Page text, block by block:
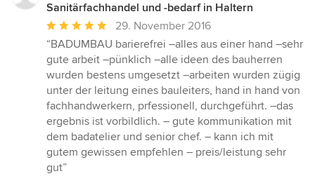
Sanitärfachhandel und -bedarf in Haltern
Durchschnittliche
Bewertung:
5
von
5
Sternen
29. November 2016
“BADUMBAU barierefrei –alles aus einer hand –sehr
gute arbeit –pünklich –alle ideen des bauherren
wurden bestens umgesetzt –arbeiten wurden zügig
unter der leitung eines bauleiters, hand in hand von
fachhandwerkern, prfessionell, durchgeführt. –das
ergebnis ist vorbildlich. – gute kommunikation mit
dem badatelier und senior chef. – kann ich mit
gutem gewissen empfehlen – preis/leistung sehr
gut”